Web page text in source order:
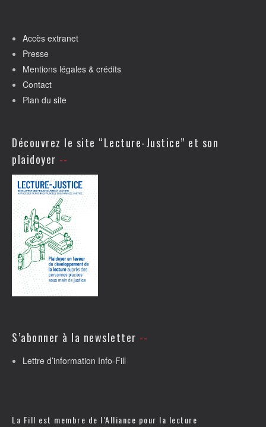
Accès extranet
Presse
Mentions légales & crédits
Contact
Plan du site
Découvrez le site “Lecture-Justice” et son
plaidoyer
S’abonner à la newsletter
Lettre d’information Info-Fill
La Fill est membre de l’Alliance pour la lecture